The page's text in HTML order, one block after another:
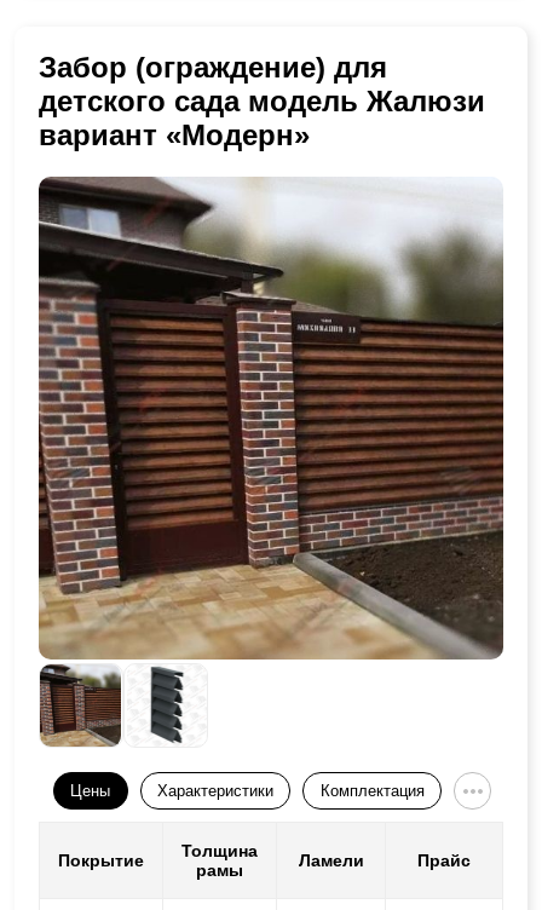
Забор (ограждение) для
детского сада модель Жалюзи
вариант «Модерн»
Цены Характеристики Комплектация
Покрытие
Толщина
рамы
Ламели Прайс